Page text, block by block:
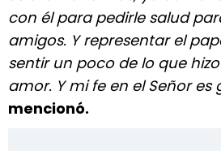
con él para pedirle salud
amigos. Y representar el
sentir un poco de lo que
amor. Y mi fe en el Señor es
mencionó.